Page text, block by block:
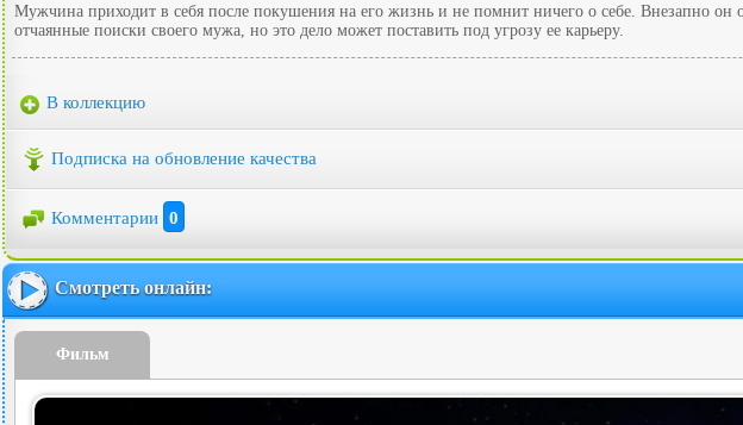
Мужчина приходит в себя после покушения на его жизнь и не помнит ничего о себе. Внезапно
отчаянные поиски своего мужа, но это дело может поставить под угрозу ее карьеру.
В коллекцию
Подписка на обновление качества
Комментарии 0
Смотреть онлайн:
Фильм